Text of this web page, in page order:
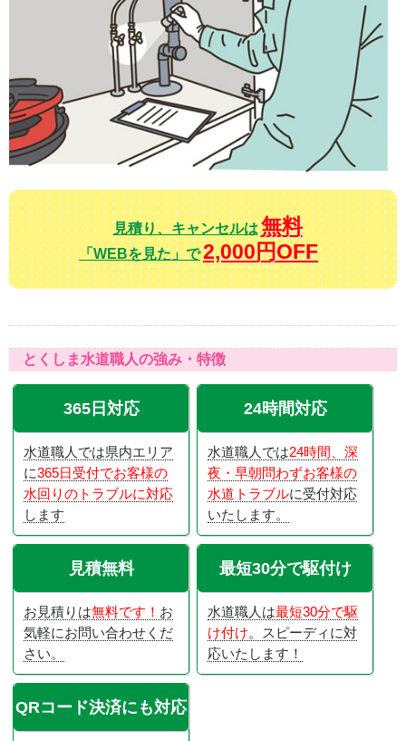
見積り、キャンセルは無料
「WEBを見た」で2,000円OFF
とくしま水道職人の強み・特徴
365日対応
水道職人では県内エリア
に365日受付でお客様の
水回りのトラブルに対応
します
24時間対応
水道職人では24時間、深
夜・早朝問わずお客様の
水道トラブルに受付対応
いたします。
見積無料
お見積りは無料です！ お
気軽にお問い合わせくだ
さい。
最短30分で駆付け
水道職人は最短30分で駆
け付け。スピーディに対
応いたします！
QRコード決済にも対応